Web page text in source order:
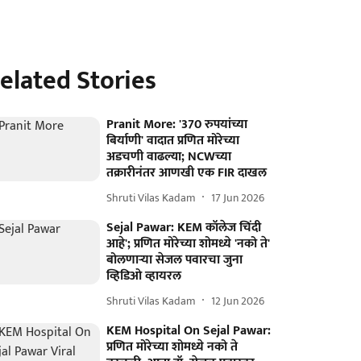
Stories
Pranit More: '370 रुपयांच्या
बिर्याणी' वादात प्रणित मोरेच्या
अडचणी वाढल्या; NCWच्या
तक्रारीनंतर आणखी एक FIR दाखल
Shruti Vilas Kadam 17 Jun 2026
Sejal Pawar: KEM कॉलेज चिंदी
आहे'; प्रणित मोरेच्या शोमध्ये 'नको ते'
बोलणाऱ्या सेजल पवारचा जुना
व्हिडिओ व्हायरल
Shruti Vilas Kadam 12 Jun 2026
KEM Hospital On Sejal Pawar:
प्रणित मोरेच्या शोमध्ये नको ते